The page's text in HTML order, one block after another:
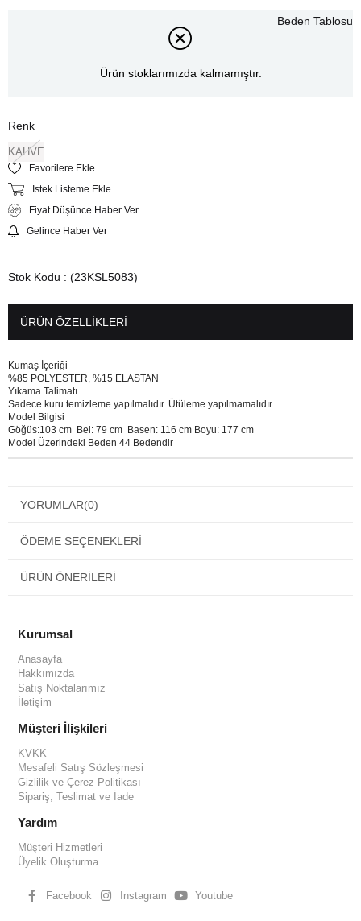
Ürün stoklarımızda kalmamıştır.
Beden Tablosu
Renk
KAHVE
Favorilere Ekle
İstek Listeme Ekle
Fiyat Düşünce Haber Ver
Gelince Haber Ver
Stok Kodu (23KSL5083)
ÜRÜN ÖZELLIKLERI
Kumaş İçeriği
%85 POLYESTER, %15 ELASTAN
Yıkama Talimatı
Sadece kuru temizleme yapılmalıdır. Ütüleme yapılmamalıdır.
Model Bilgisi
Göğüs:103 cm Bel: 79 cm Basen: 116 cm Boyu: 177 cm
Model Üzerindeki Beden 44 Bedendir
YORUMLAR(0)
ÖDEME SEÇENEKLERI
ÜRÜN ÖNERILERI
Kurumsal
Anasayfa
Hakkımızda
Satış Noktalarımız
İletişim
Müşteri İlişkileri
KVKK
Mesafeli Satış Sözleşmesi
Gizlilik ve Çerez Politikası
Sipariş, Teslimat ve İade
Yardım
Müşteri Hizmetleri
Üyelik Oluşturma
Facebook Instagram Youtube